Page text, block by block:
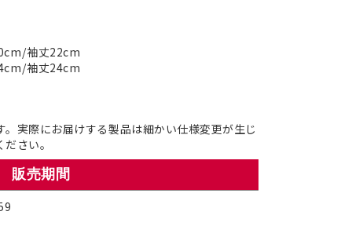
/袖丈22cm
/袖丈24cm
実際にお届けする製品は細かい仕様変更が生じ
さい。
販売期間